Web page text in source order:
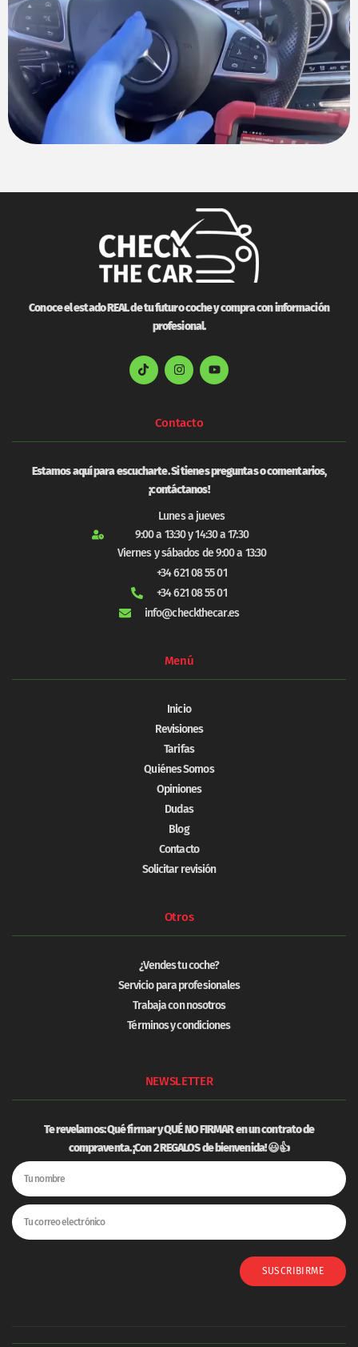
Conoce el estado REAL de tu futuro coche y compra con información
profesional.
Contacto
Estamos aquí para escucharte. Si tienes preguntas o comentarios,
¡contáctanos!
Lunes a jueves
9:00 a 13:30 y 14:30 a 17:30
Viernes y sábados de 9:00 a 13:30
+34 621 08 55 01
+34 621 08 55 01
info@checkthecar.es
Menú
Inicio
Revisiones
Tarifas
Quiénes Somos
Opiniones
Dudas
Blog
Contacto
Solicitar revisión
Otros
¿Vendes tu coche?
Servicio para profesionales
Trabaja con nosotros
Términos y condiciones
NEWSLETTER
Te revelamos: Qué firmar yQUÉ NO FIRMARen un contrato de
compraventa. ¡Con 2 REGALOS de bienvenida! 😃👍
SUSCRIBIRME